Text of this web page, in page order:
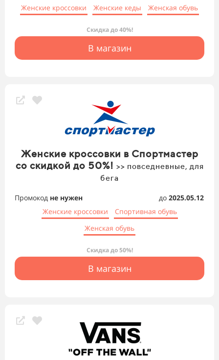
Женские кроссовки Женские кеды Женская обувь
Скидка до 40%!
В магазин
Женские кроссовки в Спортмастер
со скидкой до 50%! >> повседневные, для
бега
Промокод не нужен до 2025.05.12
Женские кроссовки
Спортивная обувь
Женская обувь
Скидка до 50%!
В магазин